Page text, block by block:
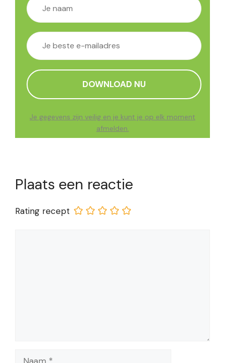
Je gegevens zijn veilig en je kunt je op elk moment
afmelden.
Plaats een reactie
Rating recept